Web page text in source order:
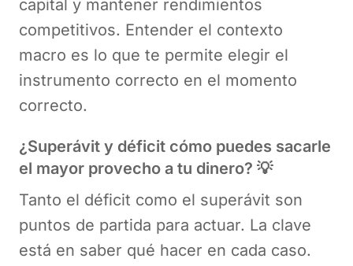
capital y mantener rendimientos
competitivos. Entender el contexto
macro es lo que te permite elegir el
instrumento correcto en el momento
correcto.
¿Superávit y déficit cómo puedes sacarle
el mayor provecho a tu dinero? 💡
Tanto el déficit como el superávit son
puntos de partida para actuar. La clave
está en saber qué hacer en cada caso.